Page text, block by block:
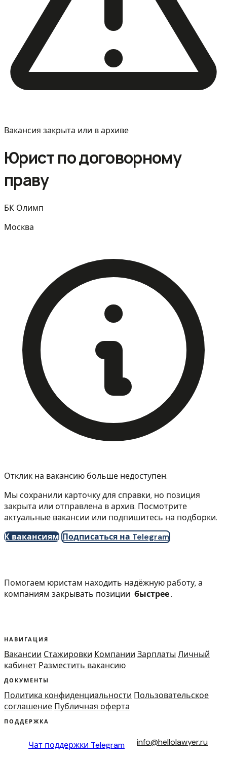
Вакансия закрыта или в архиве
Юрист по договорному
праву
БК Олимп
Москва
Отклик на вакансию больше недоступен.
Мы сохранили карточку для справки, но позиция
закрыта или отправлена в архив. Посмотрите
актуальные вакансии или подпишитесь на подборки.
К вакансиям Подписаться на Telegram
Помогаем юристам находить надёжную работу, а
компаниям закрывать позиции быстрее.
НАВИГАЦИЯ
Вакансии Стажировки Компании Зарплаты Личный
кабинет Разместить вакансию
ДОКУМЕНТЫ
Политика конфиденциальности Пользовательское
соглашение Публичная оферта
ПОДДЕРЖКА
Чат поддержки Telegram info@hellolawyer.ru